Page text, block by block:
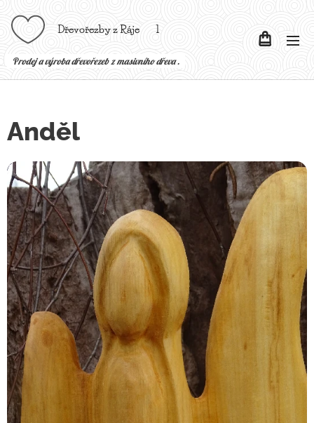
Dřevořezby z Ráje l
Prodej a výroba dřevořezeb z masivního dřeva .
Anděl